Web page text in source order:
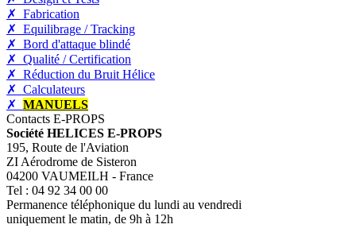
✗ Fabrication
✗ Equilibrage / Tracking
✗ Bord d'attaque blindé
✗ Qualité / Certification
✗ Réduction du Bruit Hélice
✗ Calculateurs
✗ MANUELS
Contacts E-PROPS
Société HELICES E-PROPS
195, Route de l'Aviation
ZI Aérodrome de Sisteron
04200 VAUMEILH - France
Tel : 04 92 34 00 00
Permanence téléphonique du lundi au vendredi
uniquement le matin, de 9h à 12h